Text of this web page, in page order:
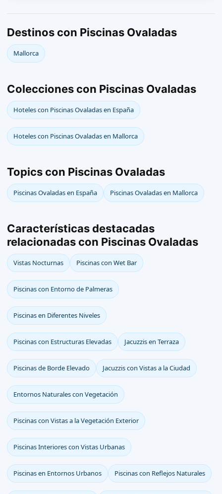
Destinos con Piscinas Ovaladas
Mallorca
Colecciones con Piscinas Ovaladas
Hoteles con Piscinas Ovaladas en España
Hoteles con Piscinas Ovaladas en Mallorca
Topics con Piscinas Ovaladas
Piscinas Ovaladas en España Piscinas Ovaladas en Mallorca
Características destacadas
relacionadas con Piscinas Ovaladas
Vistas Nocturnas Piscinas con Wet Bar
Piscinas con Entorno de Palmeras
Piscinas en Diferentes Niveles
Piscinas con Estructuras Elevadas Jacuzzis en Terraza
Piscinas de Borde Elevado Jacuzzis con Vistas a la Ciudad
Entornos Naturales con Vegetación
Piscinas con Vistas a la Vegetación Exterior
Piscinas Interiores con Vistas Urbanas
Piscinas en Entornos Urbanos Piscinas con Reflejos Naturales